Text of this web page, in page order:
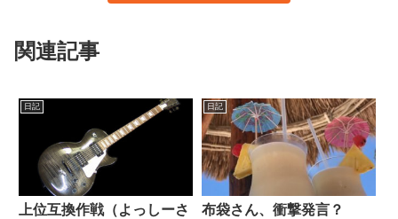
関連記事
日記
上位互換作戦（よっしーさ
日記
布袋さん、衝撃発言？